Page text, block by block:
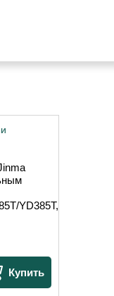
YD385T,
Купить